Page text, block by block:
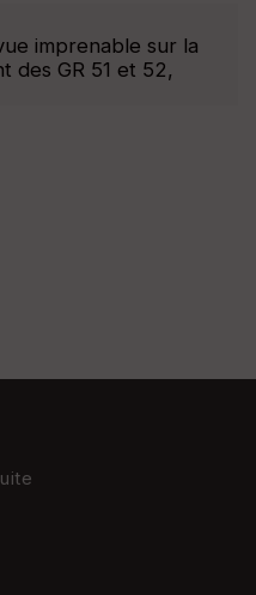
imprenable sur la
des GR 51 et 52,